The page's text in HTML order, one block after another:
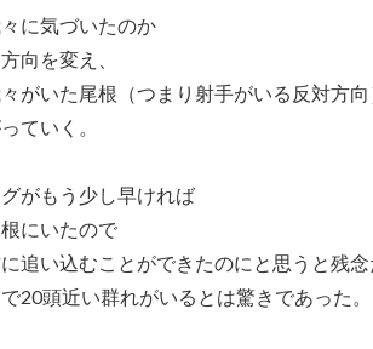
に気づいたのか
向を変え、
がいた尾根（つまり射手がいる反対方向
ていく。
がもう少し早ければ
にいたので
追い込むことができたのにと思うと残念
20頭近い群れがいるとは驚きであった。